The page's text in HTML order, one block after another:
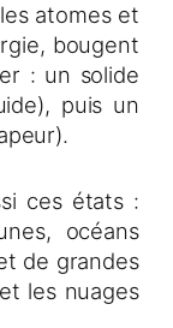
atomes et
bougent
: un solide
puis un
ces états :
océans
de grandes
les nuages